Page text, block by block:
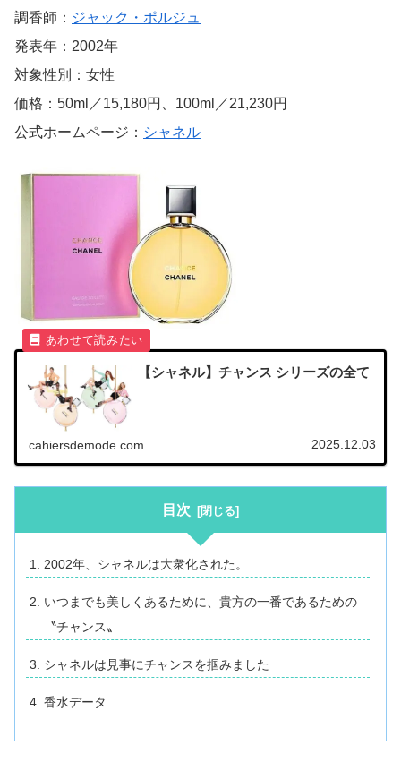
調香師： ジャック・ポルジュ
発表年：2002年
対象性別：女性
価格：50ml／15,180円、100ml／21,230円
公式ホームページ： シャネル
【シャネル】チャンス シリーズの全て
cahiersdemode.com 2025.12.03
目次
2002年、シャネルは大衆化された。
いつまでも美しくあるために、貴方の一番であるための
〝チャンス〟
シャネルは見事にチャンスを掴みました
香水データ